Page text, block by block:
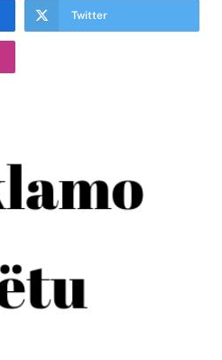
Twitter